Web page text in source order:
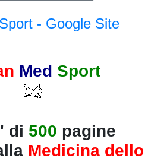
- Google Site
Med Sport
di 500 pagine
Medicina dello